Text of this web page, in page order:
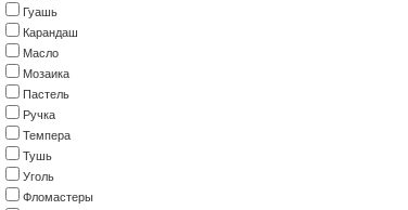
Гуашь
Карандаш
Масло
Мозаика
Пастель
Ручка
Темпера
Тушь
Уголь
Фломастеры